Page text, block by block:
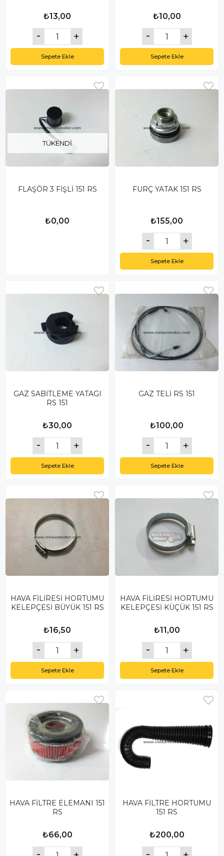
₺13,00
Sepete Ekle
₺10,00
Sepete Ekle
TÜKENDI
FLAŞÖR 3 FİŞLİ 151 RS
₺0,00
FURÇ YATAK 151 RS
₺155,00
Sepete Ekle
GAZ SABİTLEME YATAGI
RS 151
₺30,00
Sepete Ekle
GAZ TELİ RS 151
₺100,00
Sepete Ekle
HAVA FİLİRESİ HORTUMU
KELEPÇESİ BÜYÜK 151 RS
₺16,50
Sepete Ekle
HAVA FİLİRESİ HORTUMU
KELEPÇESİ KÜÇÜK 151 RS
₺11,00
Sepete Ekle
HAVA FİLTRE ELEMANI 151
RS
₺66,00
HAVA FİLTRE HORTUMU
151 RS
₺200,00